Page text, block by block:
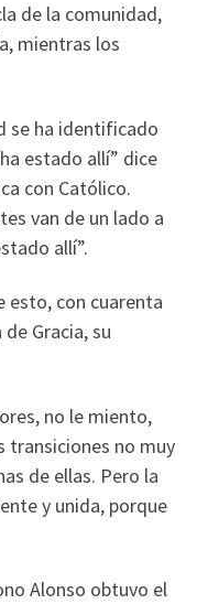
de la comunidad,
mientras los
se ha identificado
estado allí” dice
con Católico.
van de un lado a
allí”.
esto, con cuarenta
Gracia, su
no le miento,
transiciones no muy
de ellas. Pero la
y unida, porque
Alonso obtuvo el